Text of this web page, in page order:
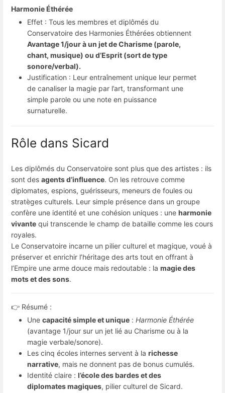
Harmonie Éthérée
Effet : Tous les membres et diplômés du
Conservatoire des Harmonies Éthérées obtiennent
Avantage 1/jour à un jet de Charisme (parole,
chant, musique) ou d’Esprit (sort de type
sonore/verbal).
Justification : Leur entraînement unique leur permet
de canaliser la magie par l’art, transformant une
simple parole ou une note en puissance
surnaturelle.
Rôle dans Sicard
Les diplômés du Conservatoire sont plus que des artistes : ils
sont des agents d’influence. On les retrouve comme
diplomates, espions, guérisseurs, meneurs de foules ou
stratèges culturels. Leur simple présence dans un groupe
confère une identité et une cohésion uniques : une harmonie
vivante qui transcende le champ de bataille comme les cours
royales.
Le Conservatoire incarne un pilier culturel et magique, voué à
préserver et enrichir l’héritage des arts tout en offrant à
l’Empire une arme douce mais redoutable : la magie des
mots et des sons.
👉 Résumé :
Une capacité simple et unique : Harmonie Éthérée
(avantage 1/jour sur un jet lié au Charisme ou à la
magie verbale/sonore).
Les cinq écoles internes servent à la richesse
narrative, mais ne donnent pas de bonus cumulés.
Identité claire : l’école des bardes et des
diplomates magiques, pilier culturel de Sicard.